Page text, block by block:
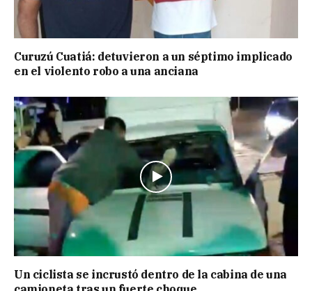
Curuzú Cuatiá: detuvieron a un séptimo implicado
en el violento robo a una anciana
Un ciclista se incrustó dentro de la cabina de una